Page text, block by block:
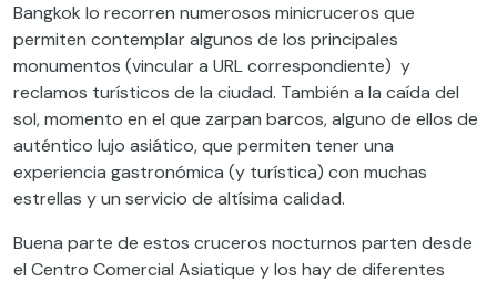
Bangkok lo recorren numerosos minicruceros que
permiten contemplar algunos de los principales
monumentos (vincular a URL correspondiente) y
reclamos turísticos de la ciudad. También a la caída del
sol, momento en el que zarpan barcos, alguno de ellos de
auténtico lujo asiático, que permiten tener una
experiencia gastronómica (y turística) con muchas
estrellas y un servicio de altísima calidad.
Buena parte de estos cruceros nocturnos parten desde
el Centro Comercial Asiatique y los hay de diferentes